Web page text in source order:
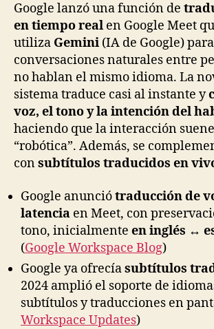
Google lanzó una función de
en tiempo real en Google Meet
utiliza Gemini (IA de Google)
conversaciones naturales entre
no hablan el mismo idioma. La
sistema traduce casi al instante y
voz, el tono y la intención del
haciendo que la interacción
“robótica”. Además, se
consubtítulos traducidos en
Google anunciótraducción de
latencia en Meet, con
tono, inicialmente en inglés ↔
(Google Workspace Blog)
Google ya ofrecíasubtítulos
2024 amplió el soporte de
subtítulos y traducciones en
Workspace Updates)